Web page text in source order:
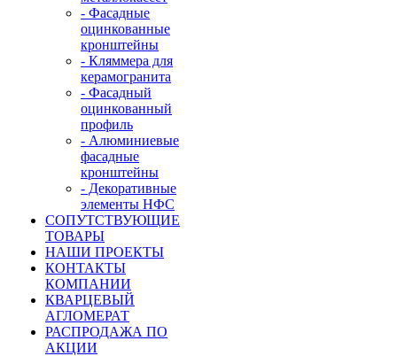
- Фасадные
оцинкованные
кронштейны
- Кляммера для
керамогранита
- Фасадный
оцинкованный
профиль
- Алюминиевые
фасадные
кронштейны
- Декоративные
элементы НФС
СОПУТСТВУЮЩИЕ
ТОВАРЫ
НАШИ ПРОЕКТЫ
КОНТАКТЫ
КОМПАНИИ
КВАРЦЕВЫЙ
АГЛОМЕРАТ
РАСПРОДАЖА ПО
АКЦИИ